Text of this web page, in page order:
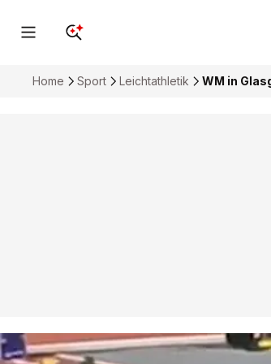
Home Sport Leichtathletik WM in